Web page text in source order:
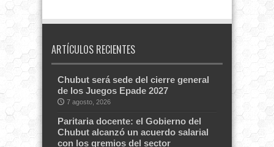
ARTÍCULOS RECIENTES
Chubut será sede del cierre general
de los Juegos Epade 2027
7 agosto, 2026
Paritaria docente: el Gobierno del
Chubut alcanzó un acuerdo salarial
con los gremios del sector